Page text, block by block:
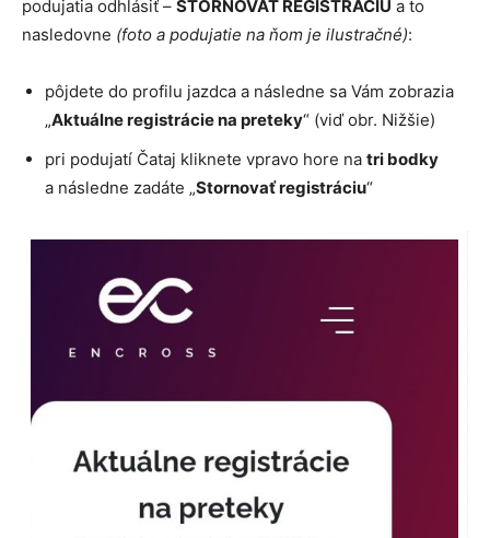
podujatia odhlásiť – STORNOVAŤ REGISTRÁCIU a to
nasledovne (foto a podujatie na ňom je ilustračné):
pôjdete do profilu jazdca a následne sa Vám zobrazia
„Aktuálne registrácie na preteky“ (viď obr. Nižšie)
pri podujatí Čataj kliknete vpravo hore na tri bodky
a následne zadáte „Stornovať registráciu“